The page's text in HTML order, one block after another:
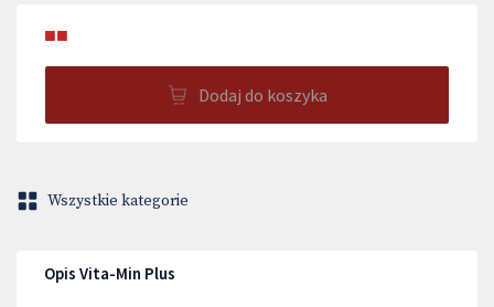
■■
Dodaj do koszyka
Wszystkie kategorie
Opis Vita-Min Plus